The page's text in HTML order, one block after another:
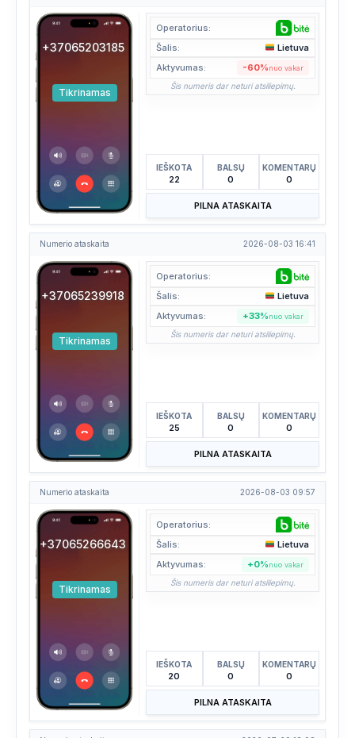
+37065203185
Tikrinamas
Operatorius:
Šalis:
Lietuva
Aktyvumas:
-60%nuo vakar
Šis numeris dar neturi atsiliepimų.
IEŠKOTA
22
BALSŲ
0
KOMENTARŲ
0
PILNA ATASKAITA
Numerio ataskaita 2026-08-03 16:41
+37065239918
Tikrinamas
Operatorius:
Šalis:
Lietuva
Aktyvumas:
+33%nuo vakar
Šis numeris dar neturi atsiliepimų.
IEŠKOTA
25
BALSŲ
0
KOMENTARŲ
0
PILNA ATASKAITA
Numerio ataskaita 2026-08-03 09:57
+37065266643
Tikrinamas
Operatorius:
Šalis:
Lietuva
Aktyvumas:
+0%nuo vakar
Šis numeris dar neturi atsiliepimų.
IEŠKOTA
20
BALSŲ
0
KOMENTARŲ
0
PILNA ATASKAITA